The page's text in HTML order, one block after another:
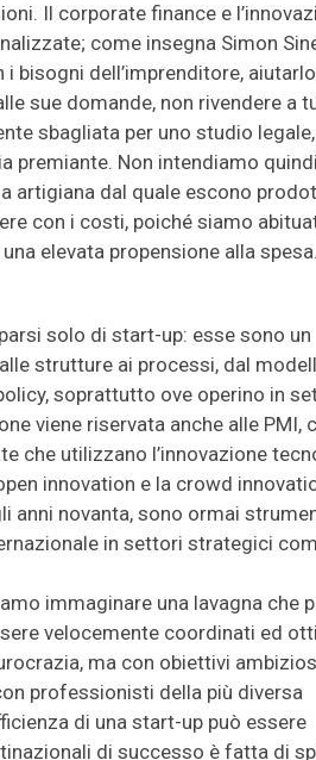
Il corporate finance e
come insegna Simon
bisogni dell’imprenditore,
sue domande, non rivendere a
sbagliata per uno studio
premiante. Non intendiamo
artigiana dal quale escono
con i costi, poiché siamo
elevata propensione alla spesa.
solo di start-up: esse sono un
strutture ai processi, dal
soprattutto ove operino in
viene riservata anche alle PMI,
che utilizzano l’innovazione
innovation e la crowd
anni novanta, sono ormai
in settori strategici
immaginare una lavagna che
velocemente coordinati ed
ma con obiettivi
professionisti della più diversa
di una start-up può essere
di successo è fatta di